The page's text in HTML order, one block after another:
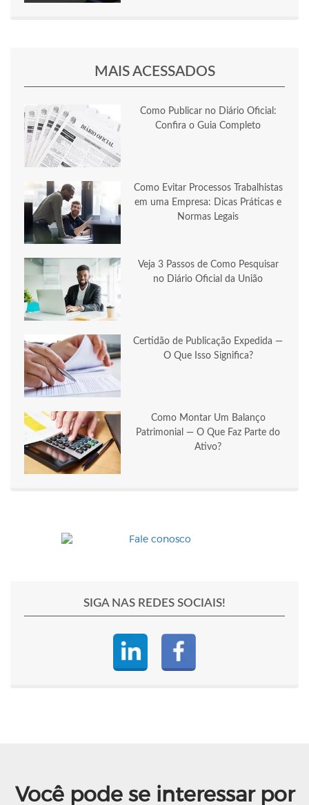
MAIS ACESSADOS
Como Publicar no Diário Oficial:
Confira o Guia Completo
Como Evitar Processos Trabalhistas
em uma Empresa: Dicas Práticas e
Normas Legais
Veja 3 Passos de Como Pesquisar
no Diário Oficial da União
Certidão de Publicação Expedida —
O Que Isso Significa?
Como Montar Um Balanço
Patrimonial — O Que Faz Parte do
Ativo?
SIGA NAS REDES SOCIAIS!
Você pode se interessar por